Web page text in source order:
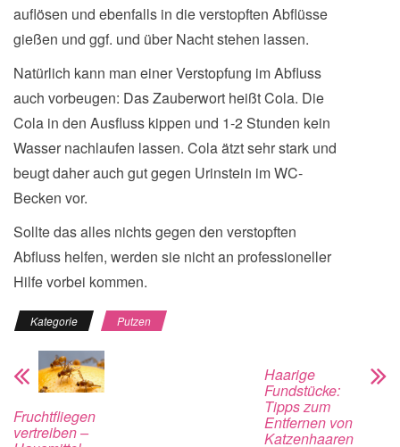
auflösen und ebenfalls in die verstopften Abflüsse
gießen und ggf. und über Nacht stehen lassen.
Natürlich kann man einer Verstopfung im Abfluss
auch vorbeugen: Das Zauberwort heißt Cola. Die
Cola in den Ausfluss kippen und 1-2 Stunden kein
Wasser nachlaufen lassen. Cola ätzt sehr stark und
beugt daher auch gut gegen Urinstein im WC-
Becken vor.
Sollte das alles nichts gegen den verstopften
Abfluss helfen, werden sie nicht an professioneller
Hilfe vorbei kommen.
Kategorie Putzen
Fruchtfliegen
vertreiben –
Haarige
Fundstücke:
Tipps zum
Entfernen von
Katzenhaaren